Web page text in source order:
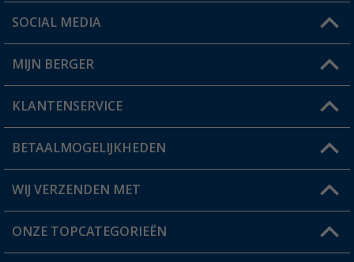
Een vraag?
Winkel vinden
SOCIAL MEDIA
MIJN BERGER
Mijn account
Status bestelling
Verlanglijstje
KLANTENSERVICE
FAQ & Contact
Verzendinformatie
Catalogus
BETAALMOGELIJKHEDEN
WIJ VERZENDEN MET
ONZE TOPCATEGORIEËN